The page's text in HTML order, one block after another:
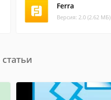
Ferra
Версия: 2.0 (2.62 МБ)